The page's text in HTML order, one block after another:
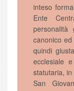
inteso
Ente
personalità
canonico
quindi
ecclesiale
statutaria, in
San